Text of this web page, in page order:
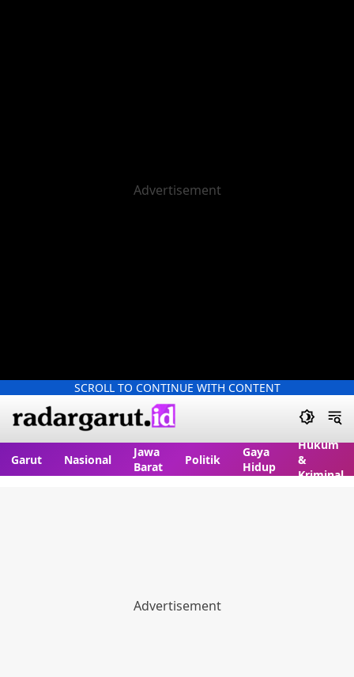
SCROLL TO CONTINUE WITH CONTENT
Garut Nasional
Jawa
Barat
Politik
Gaya
Hidup
Hukum
&
Kriminal